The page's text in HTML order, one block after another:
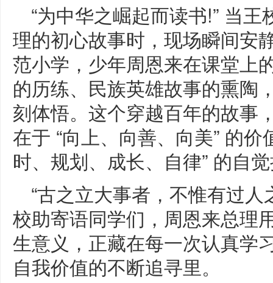
“为中华之崛起而读书!” 当
理的初心故事时，现场瞬间安
范小学，少年周恩来在课堂上
的历练、民族英雄故事的熏陶
刻体悟。这个穿越百年的故事
在于 “向上、向善、向美” 的
时、规划、成长、自律” 的自
“古之立大事者，不惟有过
校助寄语同学们，周恩来总理
生意义，正藏在每一次认真学
自我价值的不断追寻里。